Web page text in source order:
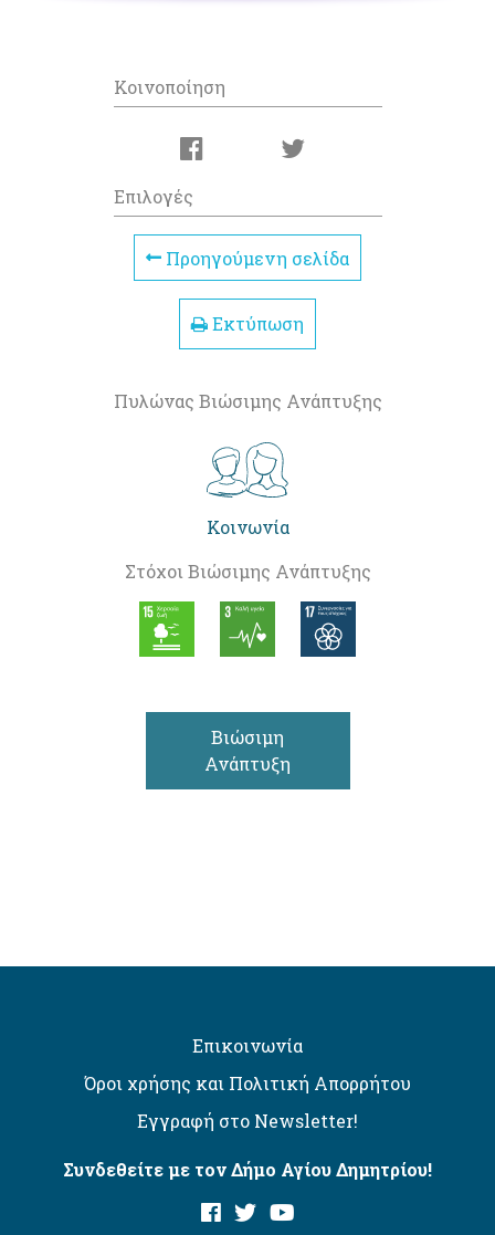
Κοινοποίηση
Επιλογές
Προηγούμενη σελίδα
Εκτύπωση
Πυλώνας Βιώσιμης Ανάπτυξης
Κοινωνία
Στόχοι Βιώσιμης Ανάπτυξης
Βιώσιμη
Ανάπτυξη
Επικοινωνία
Όροι χρήσης και Πολιτική Απορρήτου
Εγγραφή στο Newsletter!
Συνδεθείτε με τον Δήμο Αγίου Δημητρίου!